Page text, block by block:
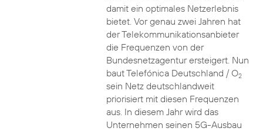
damit ein optimales Netzerlebnis
bietet. Vor genau zwei Jahren hat
der Telekommunikationsanbieter
die Frequenzen von der
Bundesnetzagentur ersteigert. Nun
baut Telefónica Deutschland / O2
sein Netz deutschlandweit
priorisiert mit diesen Frequenzen
aus. In diesem Jahr wird das
Unternehmen seinen 5G-Ausbau